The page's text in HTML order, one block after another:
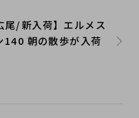
尾/新入荷】エルメス
140 朝の散歩が入荷